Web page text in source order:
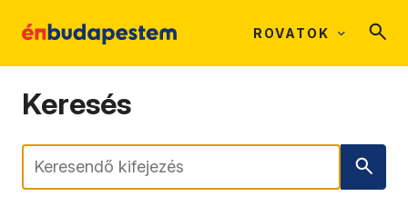
ROVATOK
Keresés
Keresés